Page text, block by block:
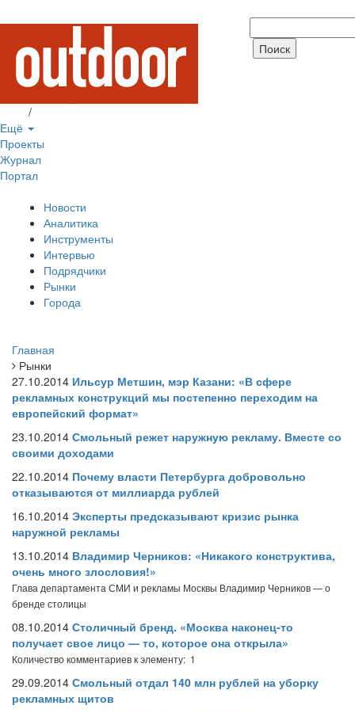
/
Ещё
Проекты
Журнал
Портал
Новости
Аналитика
Инструменты
Интервью
Подрядчики
Рынки
Города
Главная
Рынки
27.10.2014 Ильсур Метшин, мэр Казани: «В сфере
рекламных конструкций мы постепенно переходим на
европейский формат»
23.10.2014 Смольный режет наружную рекламу. Вместе со
своими доходами
22.10.2014 Почему власти Петербурга добровольно
отказываются от миллиарда рублей
16.10.2014 Эксперты предсказывают кризис рынка
наружной рекламы
13.10.2014 Владимир Черников: «Никакого конструктива,
очень много злословия!»
Глава департамента СМИ и рекламы Москвы Владимир Черников — о
бренде столицы
08.10.2014 Столичный бренд. «Москва наконец-то
получает свое лицо — то, которое она открыла»
Количество комментариев к элементу: 1
29.09.2014 Смольный отдал 140 млн рублей на уборку
рекламных щитов